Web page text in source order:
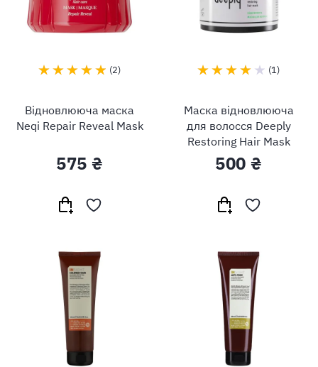
2
Відновлююча маска
Neqi Repair Reveal Mask
575 ₴
1
Маска відновлююча
для волосся Deeply
Restoring Hair Mask
500 ₴